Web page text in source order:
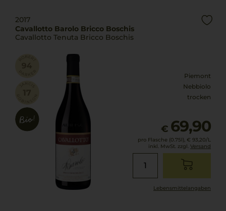
2017
Cavallotto Barolo Bricco Boschis
Cavallotto Tenuta Bricco Boschis
Piemont
Nebbiolo
trocken
€ 69,90
pro Flasche (0.75l), € 93,20/L
inkl. MwSt. zzgl. Versand
Lebensmittel­angaben